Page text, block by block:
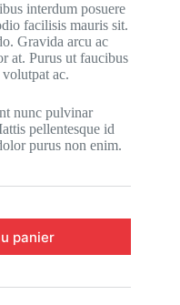
interdum posuere
facilisis mauris sit.
Gravida arcu ac
at. Purus ut faucibus
ac.
nunc pulvinar
pellentesque id
purus non enim.
panier